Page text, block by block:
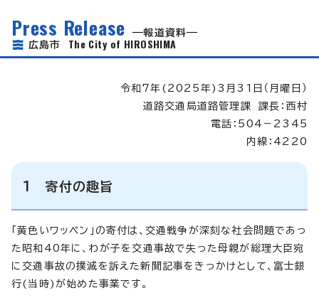
Press Release
報道資料
広島市 The City of HIROSHIMA
令和7年(2025年)3月31日（月曜日）
道路交通局道路管理課 課長：西村
電話：504－2345
内線：4220
1 寄付の趣旨
「黄色いワッペン」の寄付は、交通戦争が深刻な社会問題であっ
た昭和40年に、わが子を交通事故で失った母親が総理大臣宛
に交通事故の撲滅を訴えた新聞記事をきっかけとして、富士銀
行(当時)が始めた事業です。